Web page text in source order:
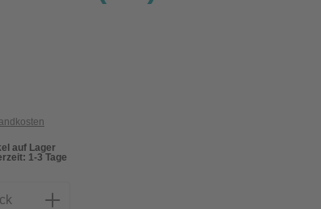
auf Lager
1-3 Tage
Gib den gewünschten Wert ein